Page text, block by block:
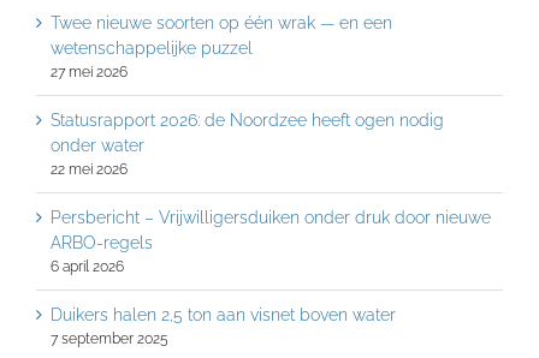
Twee nieuwe soorten op één wrak — en een
wetenschappelijke puzzel
27 mei 2026
Statusrapport 2026: de Noordzee heeft ogen nodig
onder water
22 mei 2026
Persbericht – Vrijwilligersduiken onder druk door nieuwe
ARBO-regels
6 april 2026
Duikers halen 2,5 ton aan visnet boven water
7 september 2025